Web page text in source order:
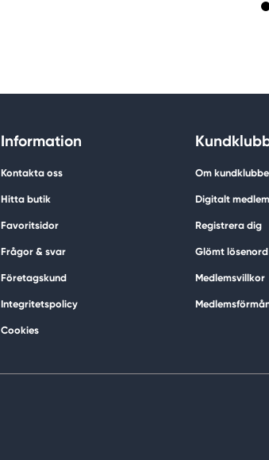
Information
Kontakta oss
Hitta butik
Favoritsidor
Frågor & svar
Företagskund
Integritetspolicy
Cookies
Om
Digitalt
Registrera dig
Glömt lösenord
Medlemsvillkor